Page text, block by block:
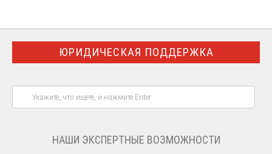
ЮРИДИЧЕСКАЯ ПОДДЕРЖКА
НАШИ ЭКСПЕРТНЫЕ ВОЗМОЖНОСТИ